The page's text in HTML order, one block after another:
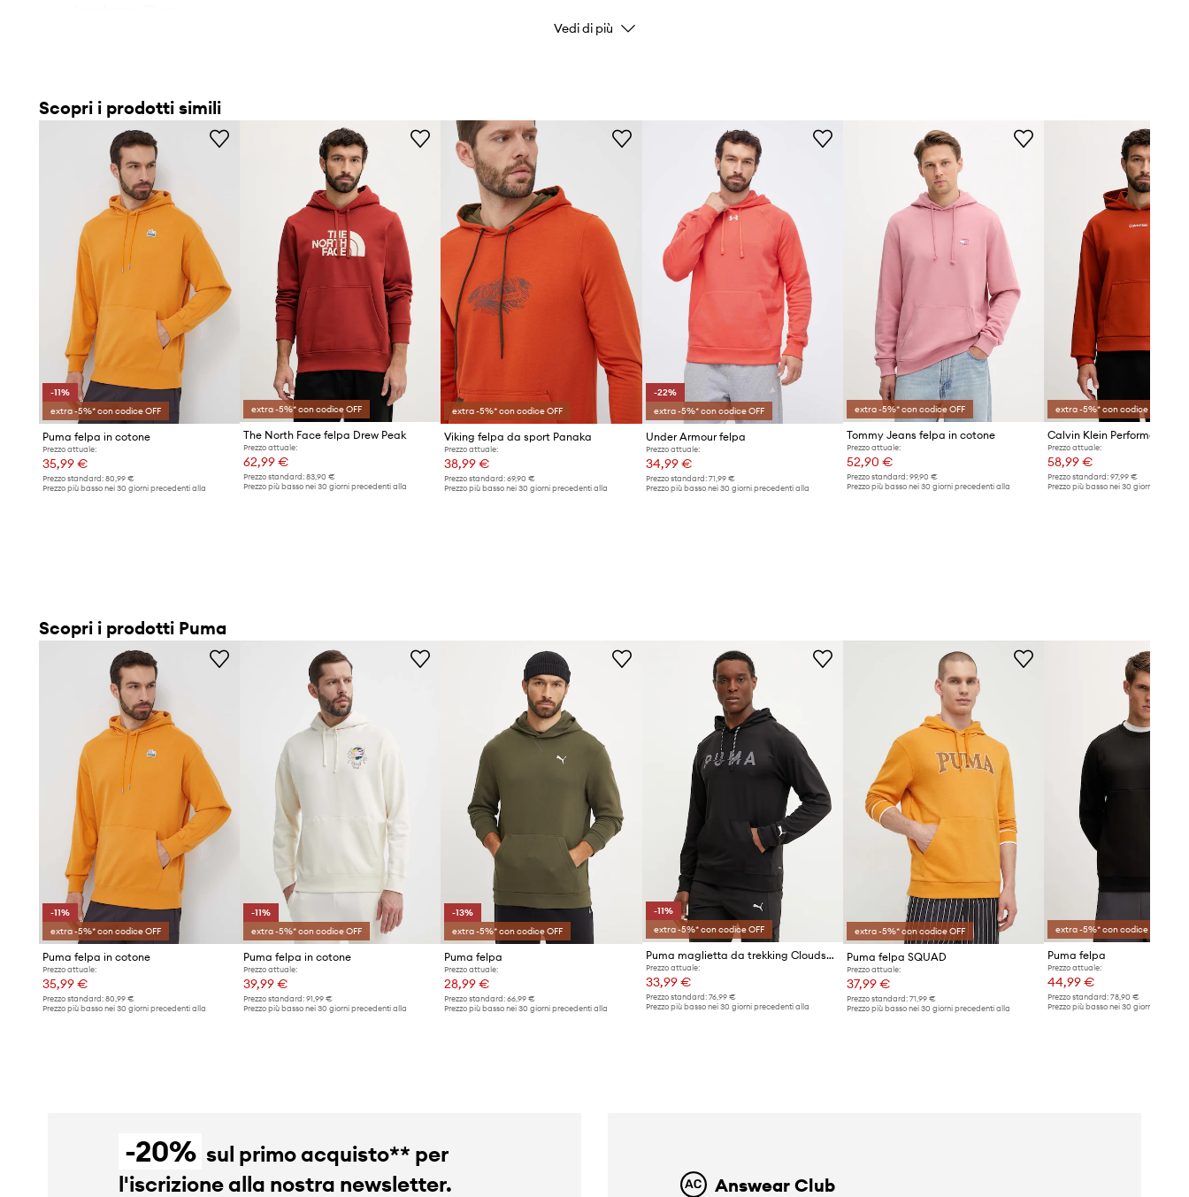
Colore
Produttore
Vedi di più
Scopri i prodotti simili
-11%
extra -5%* con codice OFF
Puma felpa in cotone
Prezzo attuale:
35,99 €
Prezzo standard: 80,99 €
Prezzo più basso nei 30 giorni precedenti alla
extra -5%* con codice OFF
The North Face felpa Drew Peak
Prezzo attuale:
62,99 €
Prezzo standard:83,90 €
Prezzo più basso nei 30 giorni precedenti alla
extra -5%* con codice OFF
Viking felpa da sport Panaka
Prezzo attuale:
38,99 €
Prezzo standard: 69,90 €
Prezzo più basso nei 30 giorni precedenti alla
-22%
extra -5%* con codice OFF
Under Armour felpa
Prezzo attuale:
34,99 €
Prezzo standard: 71,99 €
Prezzo più basso nei 30 giorni precedenti alla
extra -5%* con codice OFF
Tommy Jeans felpa in cotone
Prezzo attuale:
52,90 €
Prezzo standard:99,90 €
Prezzo più basso nei 30 giorni precedenti alla
extra -5%* con codice OFF
Calvin Klein Performance
Prezzo attuale:
58,99 €
Prezzo standard: 97,99 €
Prezzo più basso nei 30 giorni
Scopri i prodotti Puma
-11%
extra -5%* con codice OFF
Puma felpa in cotone
Prezzo attuale:
35,99 €
Prezzo standard: 80,99 €
Prezzo più basso nei 30 giorni precedenti alla
-11%
extra -5%* con codice OFF
Puma felpa in cotone
Prezzo attuale:
39,99 €
Prezzo standard:91,99 €
Prezzo più basso nei 30 giorni precedenti alla
-13%
extra -5%* con codice OFF
Puma felpa
Prezzo attuale:
28,99 €
Prezzo standard: 66,99 €
Prezzo più basso nei 30 giorni precedenti alla
-11%
extra -5%* con codice OFF
Puma maglietta da trekking Cloudspun
Prezzo attuale:
33,99 €
Prezzo standard: 76,99 €
Prezzo più basso nei 30 giorni precedenti alla
extra -5%* con codice OFF
Puma felpa SQUAD
Prezzo attuale:
37,99 €
Prezzo standard:71,99 €
Prezzo più basso nei 30 giorni precedenti alla
extra -5%* con codice OFF
Puma felpa
Prezzo attuale:
44,99 €
Prezzo standard: 78,90 €
Prezzo più basso nei 30 giorni
-20% sul primo acquisto** per
l'iscrizione alla nostra newsletter.
Answear Club